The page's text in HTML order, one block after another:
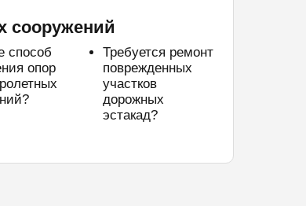
сооружений
способ
опор
Требуется ремонт
поврежденных
участков
дорожных
эстакад?